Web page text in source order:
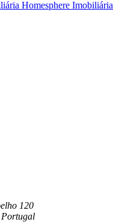
Homesphere Imobiliária
120